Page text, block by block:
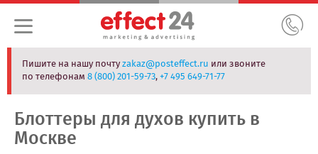
Пишите на нашу почтуzakaz@posteffect.ru или звоните
по телефонам8 (800) 201-59-73,+7 495 649-71-77
Блоттеры для духов купить в
Москве